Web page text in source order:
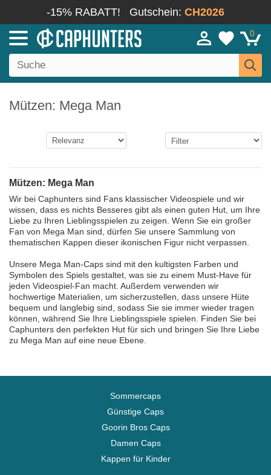
-15% RABATT! Gutschein: CH2026
0
Mützen: Mega Man
Mützen: Mega Man
Wir bei Caphunters sind Fans klassischer Videospiele und wir
wissen, dass es nichts Besseres gibt als einen guten Hut, um Ihre
Liebe zu Ihren Lieblingsspielen zu zeigen. Wenn Sie ein großer
Fan von Mega Man sind, dürfen Sie unsere Sammlung von
thematischen Kappen dieser ikonischen Figur nicht verpassen.
Unsere Mega Man-Caps sind mit den kultigsten Farben und
Symbolen des Spiels gestaltet, was sie zu einem Must-Have für
jeden Videospiel-Fan macht. Außerdem verwenden wir
hochwertige Materialien, um sicherzustellen, dass unsere Hüte
bequem und langlebig sind, sodass Sie sie immer wieder tragen
können, während Sie Ihre Lieblingsspiele spielen. Finden Sie bei
Caphunters den perfekten Hut für sich und bringen Sie Ihre Liebe
zu Mega Man auf eine neue Ebene.
Sommercaps
Günstige Caps
Goorin Bros Caps
Damen Caps
Kappen für Kinder